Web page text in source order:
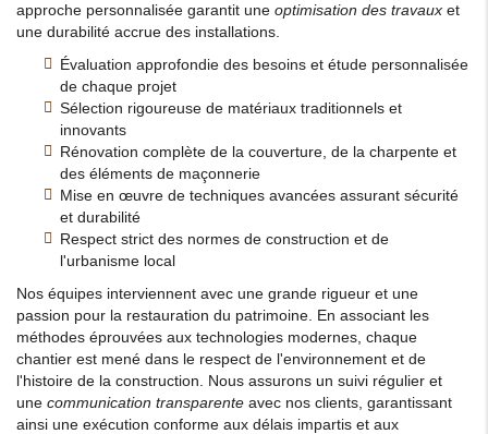
approche personnalisée garantit une optimisation des travaux et
une durabilité accrue des installations.
Évaluation approfondie des besoins et étude personnalisée
de chaque projet
Sélection rigoureuse de matériaux traditionnels et
innovants
Rénovation complète de la couverture, de la charpente et
des éléments de maçonnerie
Mise en œuvre de techniques avancées assurant sécurité
et durabilité
Respect strict des normes de construction et de
l'urbanisme local
Nos équipes interviennent avec une grande rigueur et une
passion pour la restauration du patrimoine. En associant les
méthodes éprouvées aux technologies modernes, chaque
chantier est mené dans le respect de l'environnement et de
l'histoire de la construction. Nous assurons un suivi régulier et
une communication transparente avec nos clients, garantissant
ainsi une exécution conforme aux délais impartis et aux